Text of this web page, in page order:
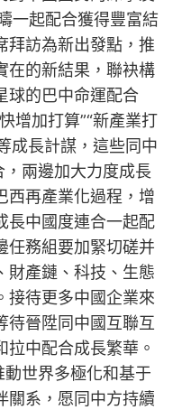
一起配合獲得豐富結
拜訪為新出發點，推
在的新結果，聯袂構
球的巴中命運配合
增加打算”“新產業打
成長計謀，這些同中
，兩邊加大力度成長
西再產業化過程，增
長中國度連合一起配
任務組要加緊切磋并
財產鏈、科技、生態
接待更多中國企業來
待晉陞同中國互聯互
中配合成長繁華。
動世界多極化和基于
關系，愿同中方持續